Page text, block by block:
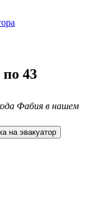
43
Фабия в нашем
заявка на эвакуатор